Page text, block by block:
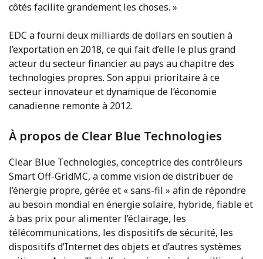
côtés facilite grandement les choses. »
EDC a fourni deux milliards de dollars en soutien à
l’exportation en 2018, ce qui fait d’elle le plus grand
acteur du secteur financier au pays au chapitre des
technologies propres. Son appui prioritaire à ce
secteur innovateur et dynamique de l’économie
canadienne remonte à 2012.
À propos de Clear Blue Technologies
Clear Blue Technologies, conceptrice des contrôleurs
Smart Off-GridMC, a comme vision de distribuer de
l’énergie propre, gérée et « sans-fil » afin de répondre
au besoin mondial en énergie solaire, hybride, fiable et
à bas prix pour alimenter l’éclairage, les
télécommunications, les dispositifs de sécurité, les
dispositifs d’Internet des objets et d’autres systèmes